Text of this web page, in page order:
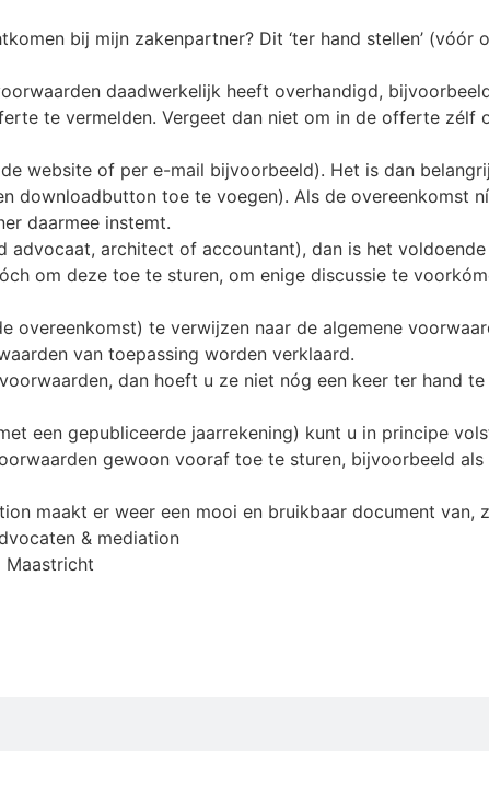
bij mijn zakenpartner? Dit ‘ter hand stellen’ (vóór
daadwerkelijk heeft overhandigd,
te vermelden. Vergeet dan niet om in de offerte zélf
website of per e-mail bijvoorbeeld). Het is dan
downloadbutton toe te voegen). Als de overeenkomst
daarmee instemt.
architect of accountant), dan is het
om deze toe te sturen, om enige discussie te
te verwijzen naar de algemene
van toepassing worden verklaard.
dan hoeft u ze niet nóg een keer ter hand
een gepubliceerde jaarrekening) kunt u in principe
gewoon vooraf toe te sturen, bijvoorbeeld
maakt er weer een mooi en bruikbaar document van,